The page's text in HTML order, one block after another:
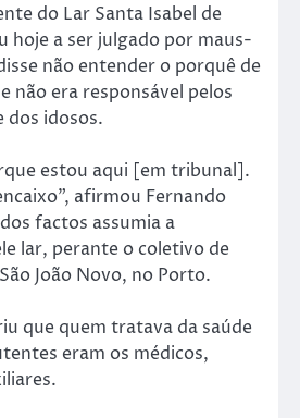
do Lar Santa Isabel de
hoje a ser julgado por maus-
não entender o porquê de
não era responsável pelos
dos idosos.
estou aqui [em tribunal].
afirmou Fernando
factos assumia a
lar, perante o coletivo de
João Novo, no Porto.
que quem tratava da saúde
eram os médicos,